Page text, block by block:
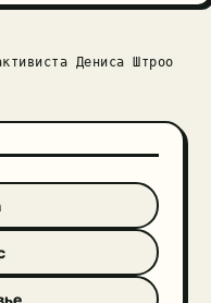
Дениса Штроо